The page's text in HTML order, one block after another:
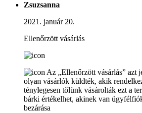
Zsuzsanna
2021. január 20.
Ellenőrzött vásárlás
Az „Ellenőrzött vásárlás” azt
olyan vásárlók küldték, akik
ténylegesen tőlünk vásárolták ezt a
bárki értékelhet, akinek van
bezárása